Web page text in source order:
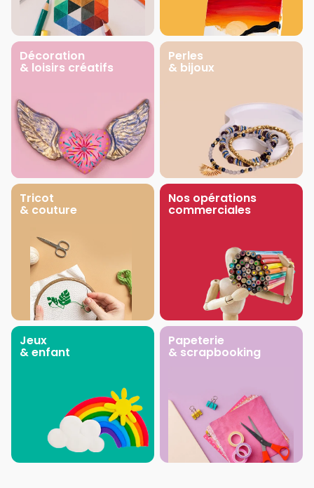
Décoration
& loisirs créatifs
Perles
& bijoux
Tricot
& couture
Nos opérations
commerciales
Jeux
& enfant
Papeterie
& scrapbooking